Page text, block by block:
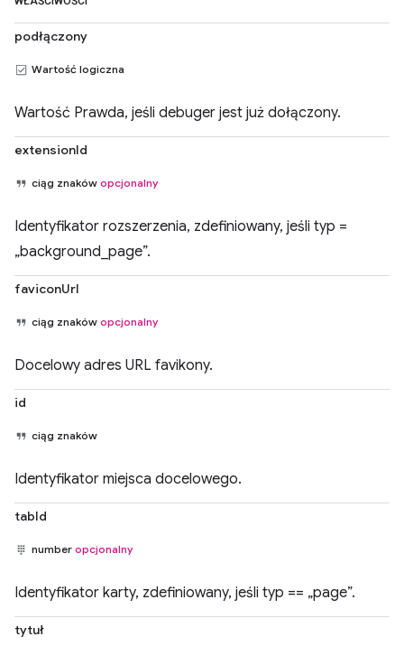
podłączony
Wartość logiczna
Wartość Prawda, jeśli debuger jest już dołączony.
extensionId
ciąg znaków opcjonalny
Identyfikator rozszerzenia, zdefiniowany, jeśli typ =
„background_page”.
faviconUrl
ciąg znaków opcjonalny
Docelowy adres URL favikony.
id
ciąg znaków
Identyfikator miejsca docelowego.
tabId
number opcjonalny
Identyfikator karty, zdefiniowany, jeśli typ == „page”.
tytuł